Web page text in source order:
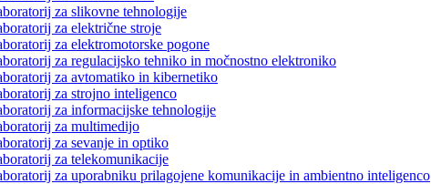
za slikovne tehnologije
za električne stroje
za elektromotorske pogone
za regulacijsko tehniko in močnostno elektroniko
za avtomatiko in kibernetiko
za strojno inteligenco
za informacijske tehnologije
za multimedijo
za sevanje in optiko
za telekomunikacije
za uporabniku prilagojene komunikacije in ambientno inteligenco